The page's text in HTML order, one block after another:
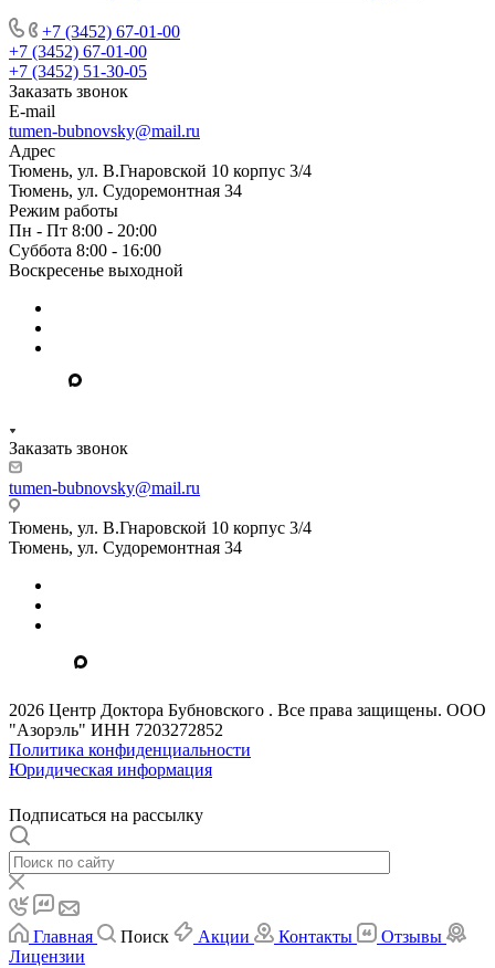
+7 (3452) 67-01-00
+7 (3452) 67-01-00
+7 (3452) 51-30-05
Заказать звонок
E-mail
tumen-bubnovsky@mail.ru
Адрес
Тюмень, ул. В.Гнаровской 10 корпус 3/4
Тюмень, ул. Судоремонтная 34
Режим работы
Пн - Пт 8:00 - 20:00
Суббота 8:00 - 16:00
Воскресенье выходной
Заказать звонок
tumen-bubnovsky@mail.ru
Тюмень, ул. В.Гнаровской 10 корпус 3/4
Тюмень, ул. Судоремонтная 34
2026 Центр Доктора Бубновского . Все права защищены. ООО
"Азорэль" ИНН 7203272852
Политика конфиденциальности
Юридическая информация
Подписаться на рассылку
Главная Поиск Акции Контакты
Отзывы
Лицензии